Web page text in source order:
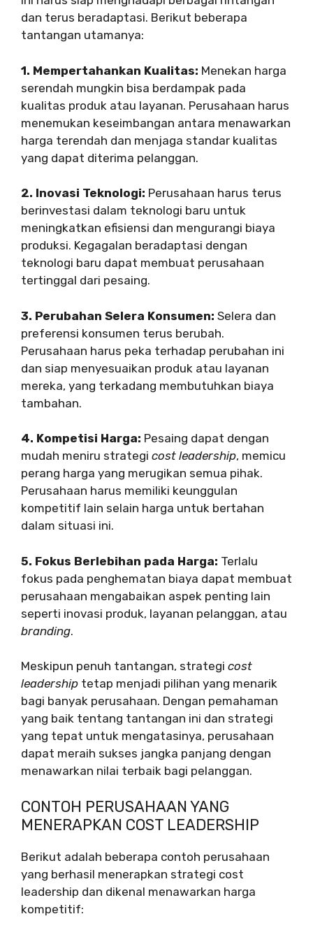
dan terus beradaptasi. Berikut beberapa
tantangan utamanya:
1. Mempertahankan Kualitas: Menekan harga
serendah mungkin bisa berdampak pada
kualitas produk atau layanan. Perusahaan harus
menemukan keseimbangan antara menawarkan
harga terendah dan menjaga standar kualitas
yang dapat diterima pelanggan.
2. Inovasi Teknologi: Perusahaan harus terus
berinvestasi dalam teknologi baru untuk
meningkatkan efisiensi dan mengurangi biaya
produksi. Kegagalan beradaptasi dengan
teknologi baru dapat membuat perusahaan
tertinggal dari pesaing.
3. Perubahan Selera Konsumen: Selera dan
preferensi konsumen terus berubah.
Perusahaan harus peka terhadap perubahan ini
dan siap menyesuaikan produk atau layanan
mereka, yang terkadang membutuhkan biaya
tambahan.
4. Kompetisi Harga: Pesaing dapat dengan
mudah meniru strategi cost leadership, memicu
perang harga yang merugikan semua pihak.
Perusahaan harus memiliki keunggulan
kompetitif lain selain harga untuk bertahan
dalam situasi ini.
5. Fokus Berlebihan pada Harga: Terlalu
fokus pada penghematan biaya dapat membuat
perusahaan mengabaikan aspek penting lain
seperti inovasi produk, layanan pelanggan, atau
branding.
Meskipun penuh tantangan, strategi cost
leadership tetap menjadi pilihan yang menarik
bagi banyak perusahaan. Dengan pemahaman
yang baik tentang tantangan ini dan strategi
yang tepat untuk mengatasinya, perusahaan
dapat meraih sukses jangka panjang dengan
menawarkan nilai terbaik bagi pelanggan.
CONTOH PERUSAHAAN YANG
MENERAPKAN COST LEADERSHIP
Berikut adalah beberapa contoh perusahaan
yang berhasil menerapkan strategi cost
leadership dan dikenal menawarkan harga
kompetitif: